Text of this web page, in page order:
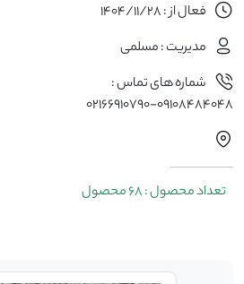
فعال از : 1404/11/28
مدیریت : مسلمی
شماره های تماس :
۰۹۱۰۸۴۸۴۰۴۸-02166910790
تعداد محصول : 68 محصول